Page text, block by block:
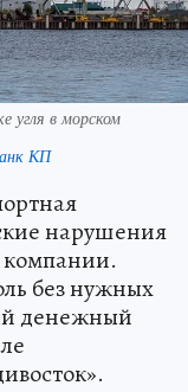
угля в морском
КП
нарушения
компании.
без нужных
денежный